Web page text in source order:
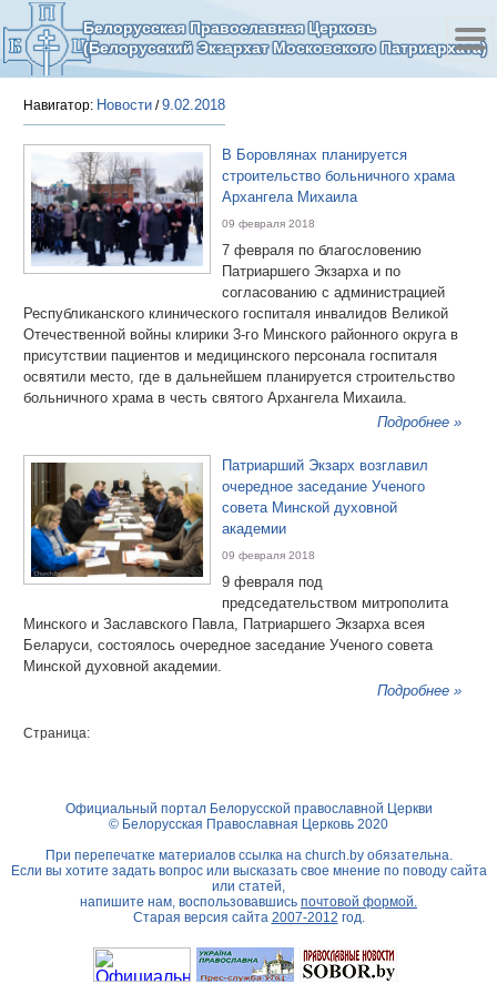
Белорусская Православная Церковь
(Белорусский Экзархат Московского Патриархата)
Навигатор: Новости /9.02.2018
В Боровлянах планируется
строительство больничного храма
Архангела Михаила
09 февраля 2018
7 февраля по благословению
Патриаршего Экзарха и по
согласованию с администрацией
Республиканского клинического госпиталя инвалидов Великой
Отечественной войны клирики 3-го Минского районного округа в
присутствии пациентов и медицинского персонала госпиталя
освятили место, где в дальнейшем планируется строительство
больничного храма в честь святого Архангела Михаила.
Подробнее »
Патриарший Экзарх возглавил
очередное заседание Ученого
совета Минской духовной
академии
09 февраля 2018
9 февраля под
председательством митрополита
Минского и Заславского Павла, Патриаршего Экзарха всея
Беларуси, состоялось очередное заседание Ученого совета
Минской духовной академии.
Подробнее »
Страница:
Официальный портал Белорусской православной Церкви
© Белорусская Православная Церковь 2020
При перепечатке материалов ссылка на church.byобязательна.
Если вы хотите задать вопрос или высказать свое мнение по поводу сайта
или статей,
напишите нам, воспользовавшись почтовой формой.
Старая версия сайта 2007-2012 год.